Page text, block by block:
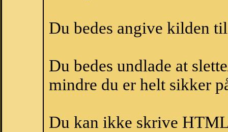
Du bedes angive kilden
Du bedes undlade at
mindre du er helt sikker
Du kan ikke skrive